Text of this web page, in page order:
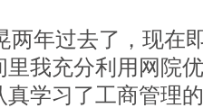
两年过去了，现在
里我充分利用网院
真学习了工商管理